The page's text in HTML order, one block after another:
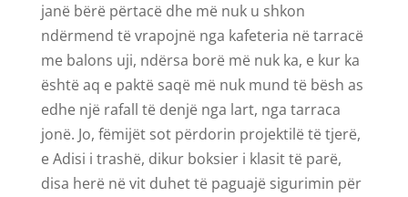
janë bërë përtacë dhe më nuk u shkon
ndërmend të vrapojnë nga kafeteria në tarracë
me balons uji, ndërsa borë më nuk ka, e kur ka
është aq e paktë saqë më nuk mund të bësh as
edhe një rafall të denjë nga lart, nga tarraca
jonë. Jo, fëmijët sot përdorin projektilë të tjerë,
e Adisi i trashë, dikur boksier i klasit të parë,
disa herë në vit duhet të paguajë sigurimin për